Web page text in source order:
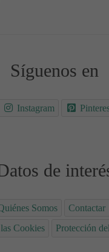
Síguenos en
Instagram
de
Somos Contactar
Cookies
Protección